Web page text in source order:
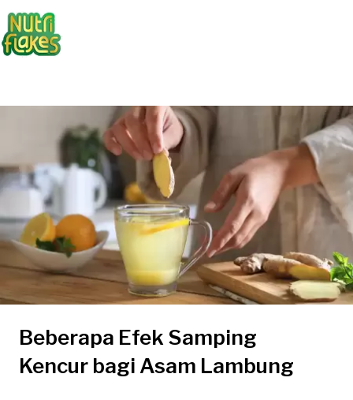
Beberapa Efek Samping
Kencur bagi Asam Lambung